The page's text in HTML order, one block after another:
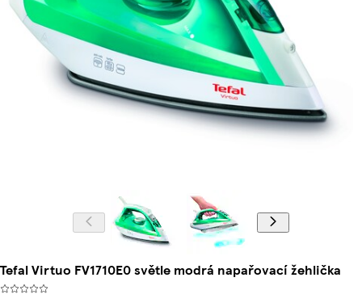
Tefal Virtuo FV1710E0 světle modrá napařovací žehlička